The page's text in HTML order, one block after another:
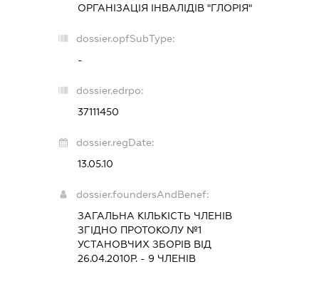
ОРГАНІЗАЦІЯ ІНВАЛІДІВ "ГЛОРІЯ"
dossier.opfSubType:
-
dossier.edrpo:
37111450
dossier.regDate:
13.05.10
dossier.foundersAndBenef:
ЗАГАЛЬНА КІЛЬКІСТЬ ЧЛЕНІВ
ЗГІДНО ПРОТОКОЛУ №1
УСТАНОВЧИХ ЗБОРІВ ВІД
26.04.2010Р. - 9 ЧЛЕНІВ